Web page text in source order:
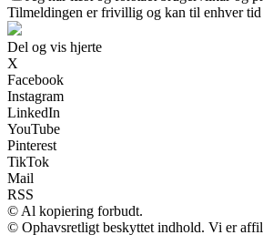
Tilmeldingen er frivillig og kan til enhver
Del og vis hjerte
X
Facebook
Instagram
LinkedIn
YouTube
Pinterest
TikTok
Mail
RSS
© Al kopiering forbudt.
© Ophavsretligt beskyttet indhold. Vi er